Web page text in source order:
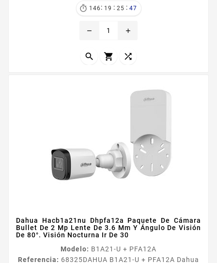
puertos Fast Ethernet PoE y un puerto RJ45 10100M
soporta transmisiones de...
 146 : 19 : 25 : 46
remove add
  
Dahua Hacb1a21nu Dhpfa12a Paquete De Cámara
Bullet De 2 Mp Lente De 3.6 Mm Y Ángulo De Visión
De 80°. Visión Nocturna Ir De 30
Modelo: B1A21-U + PFA12A
Referencia: 68325DAHUA B1A21-U + PFA12A Dahua